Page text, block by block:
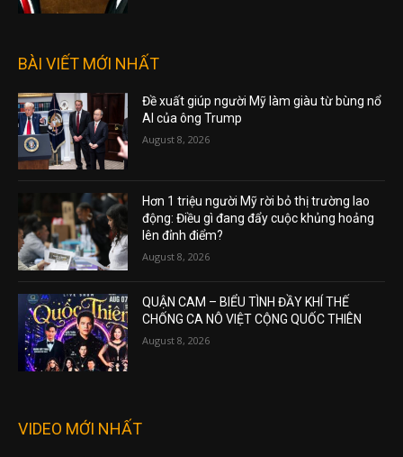
BÀI VIẾT MỚI NHẤT
Đề xuất giúp người Mỹ làm giàu từ bùng nổ
AI của ông Trump
August 8, 2026
Hơn 1 triệu người Mỹ rời bỏ thị trường lao
động: Điều gì đang đẩy cuộc khủng hoảng
lên đỉnh điểm?
August 8, 2026
QUẬN CAM – BIỂU TÌNH ĐẦY KHÍ THẾ
CHỐNG CA NÔ VIỆT CỘNG QUỐC THIÊN
August 8, 2026
VIDEO MỚI NHẤT